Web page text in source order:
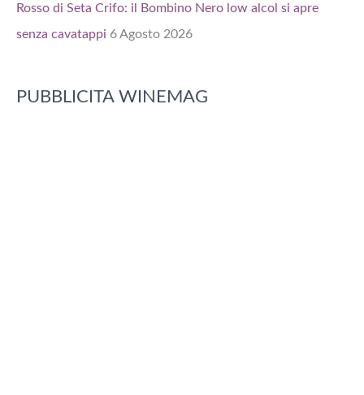
Rosso di Seta Crifo: il Bombino Nero low alcol si apre
senza cavatappi 6 Agosto 2026
PUBBLICITA WINEMAG